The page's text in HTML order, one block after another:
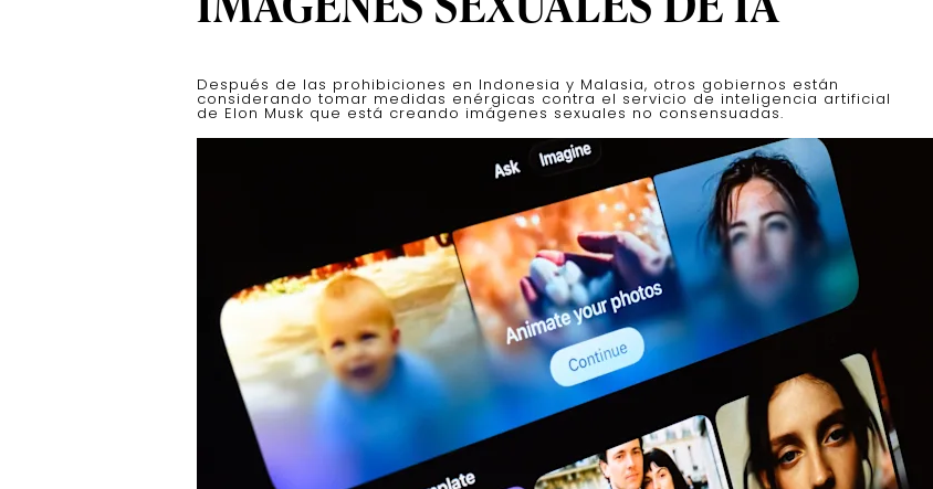
Después de las prohibiciones en Indonesia y Malasia, otros gobiernos están
considerando tomar medidas enérgicas contra el servicio de inteligencia artificial
de Elon Musk que está creando imágenes sexuales no consensuadas.